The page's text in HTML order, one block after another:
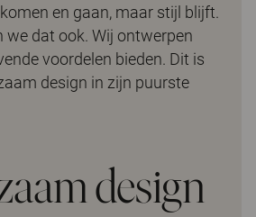
en gaan, maar stijl blijft.
we dat ook. Wij ontwerpen
voordelen bieden. Dit is
design in zijn puurste
design